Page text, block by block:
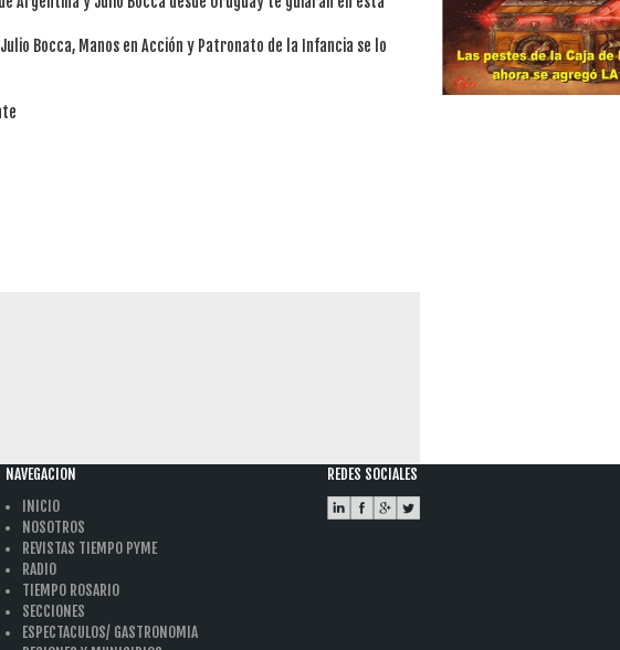
Bocca, Manos en Acción y Patronato de la Infancia se lo
NAVEGACION
INICIO
NOSOTROS
REVISTAS TIEMPO PYME
RADIO
TIEMPO ROSARIO
SECCIONES
ESPECTACULOS/ GASTRONOMIA
REDES SOCIALES